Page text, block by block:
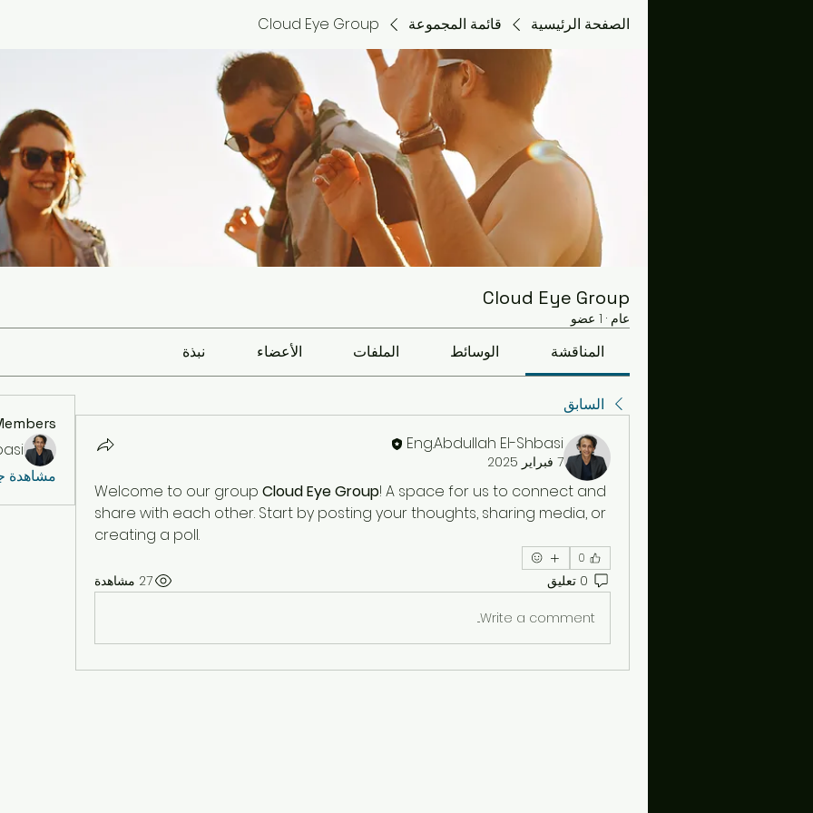
الصفحة الرئيسية قائمة المجموعة Cloud Eye Group
Cloud Eye Group
عام · 1 عضو
المناقشة الوسائط الملفات الأعضاء نبذة
السابق
Eng.Abdullah El-Shbasi
7 فبراير 2025
Welcome to our group Cloud Eye Group! A space for us to connect and
share with each other. Start by posting your thoughts, sharing media, or
creating a poll.
0
0 تعليق 27 مشاهدة
Write a comment...
مشاهدة